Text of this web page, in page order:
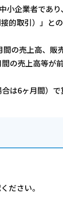
小企業者であ
的取引）」と
の売上高、販
の売上高等が
は6ヶ月間）で
ださい。